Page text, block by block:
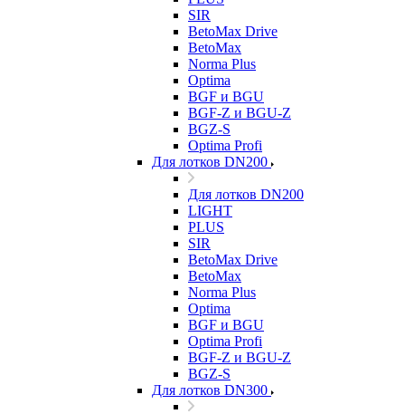
SIR
BetoMax Drive
BetoMax
Norma Plus
Optima
BGF и BGU
BGF-Z и BGU-Z
BGZ-S
Optima Profi
Для лотков DN200
Для лотков DN200
LIGHT
PLUS
SIR
BetoMax Drive
BetoMax
Norma Plus
Optima
BGF и BGU
Optima Profi
BGF-Z и BGU-Z
BGZ-S
Для лотков DN300